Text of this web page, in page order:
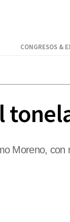
CONGRESOS &
Moreno,